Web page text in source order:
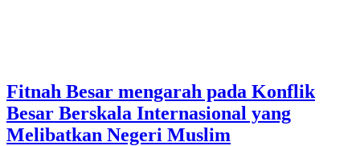
Fitnah Besar mengarah pada Konflik
Besar Berskala Internasional yang
Melibatkan Negeri Muslim